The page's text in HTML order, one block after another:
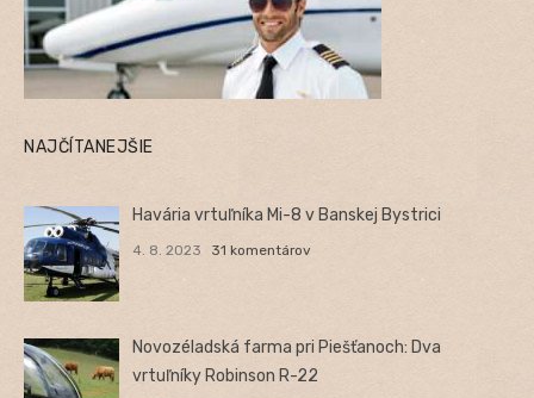
NAJČÍTANEJŠIE
Havária vrtuľníka Mi-8 v Banskej Bystrici
4. 8. 2023 31 komentárov
Novozéladská farma pri Piešťanoch: Dva
vrtuľníky Robinson R-22